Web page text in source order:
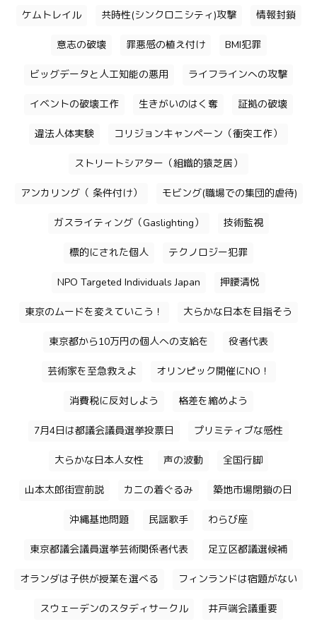
ケムトレイル 共時性(シンクロニシティ)攻撃 情報封鎖
意志の破壊 罪悪感の植え付け BMI犯罪
ビッグデータと人工知能の悪用 ライフラインへの攻撃
イベントの破壊工作 生きがいのはく奪 証拠の破壊
違法人体実験 コリジョンキャンペーン（衝突工作）
ストリートシアター（組織的猿芝居）
アンカリング（ 条件付け） モビング(職場での集団的虐待)
ガスライティング（Gaslighting） 技術監視
標的にされた個人 テクノロジー犯罪
NPO Targeted Individuals Japan 押腰清悦
東京のムードを変えていこう！ 大らかな日本を目指そう
東京都から10万円の個人への支給を 役者代表
芸術家を至急救えよ オリンピック開催にNO！
消費税に反対しよう 格差を縮めよう
7月4日は都議会議員選挙投票日 プリミティブな感性
大らかな日本人女性 声の波動 全国行脚
山本太郎街宣前説 カニの着ぐるみ 築地市場閉鎖の日
沖縄基地問題 民謡歌手 わらび座
東京都議会議員選挙芸術関係者代表 足立区都議選候補
オランダは子供が授業を選べる フィンランドは宿題がない
スウェーデンのスタディサークル 井戸端会議重要